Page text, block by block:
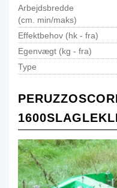
Arbejdsbredde
(cm. min/maks)
Effektbehov (hk - fra)
Egenvægt (kg - fra)
Type
PERUZZO
1600